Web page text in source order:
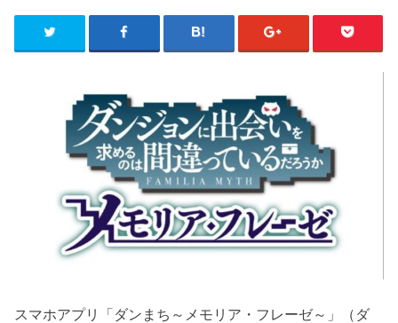
スマホアプリ「ダンまち～メモリア・フレーゼ～」（ダ